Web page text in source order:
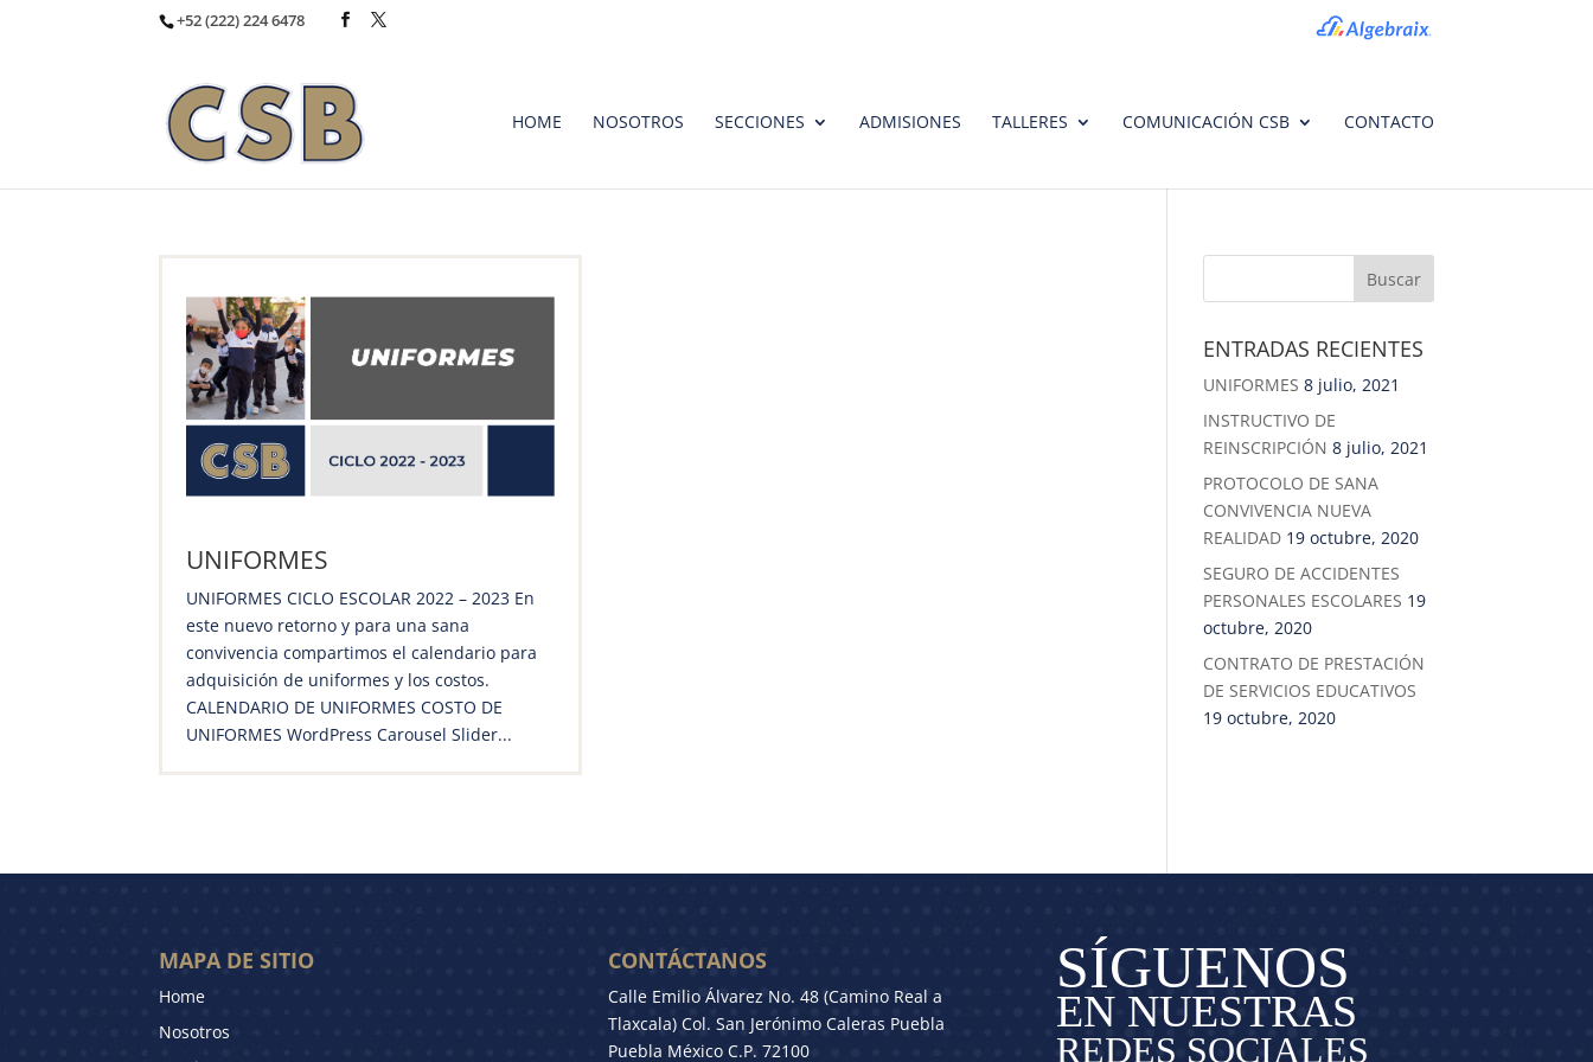
+52 (222) 224 6478
HOME NOSOTROS SECCIONES ADMISIONES TALLERES COMUNICACIÓN CSB CONTACTO
UNIFORMES
UNIFORMES CICLO ESCOLAR 2022 – 2023 En
este nuevo retorno y para una sana
convivencia compartimos el calendario para
adquisición de uniformes y los costos.
CALENDARIO DE UNIFORMES COSTO DE
UNIFORMES WordPress Carousel Slider...
ENTRADAS RECIENTES
UNIFORMES 8 julio, 2021
INSTRUCTIVO DE
REINSCRIPCIÓN 8 julio, 2021
PROTOCOLO DE SANA
CONVIVENCIA NUEVA
REALIDAD 19 octubre, 2020
SEGURO DE ACCIDENTES
PERSONALES ESCOLARES 19
octubre, 2020
CONTRATO DE PRESTACIÓN
DE SERVICIOS EDUCATIVOS
19 octubre, 2020
MAPA DE SITIO
Home
Nosotros
CONTÁCTANOS
Calle Emilio Álvarez No. 48 (Camino Real a
Tlaxcala) Col. San Jerónimo Caleras Puebla
Puebla México C.P. 72100
SÍGUENOS
EN NUESTRAS
REDES SOCIALES